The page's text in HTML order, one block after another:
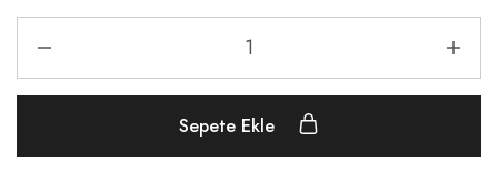
Sepete Ekle